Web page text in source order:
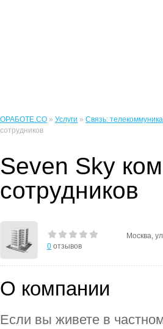
ОРАБОТЕ.CO » Услуги » Связь:
сотрудников
Seven Sky
сотрудников
0 отзывов
Москва,
О компании
Если вы живете в